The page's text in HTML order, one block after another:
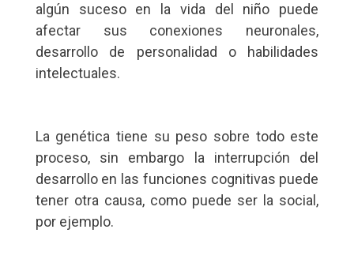
algún suceso en la vida del niño puede
afectar sus conexiones neuronales,
desarrollo de personalidad o habilidades
intelectuales.
La genética tiene su peso sobre todo este
proceso, sin embargo la interrupción del
desarrollo en las funciones cognitivas puede
tener otra causa, como puede ser la social,
por ejemplo.